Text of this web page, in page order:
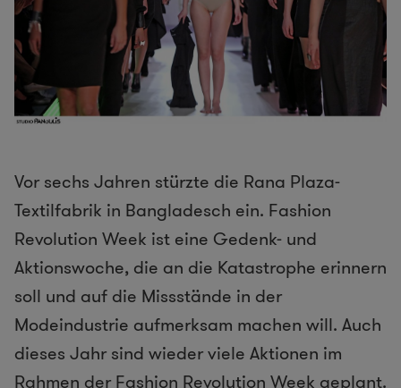
Vor sechs Jahren stürzte die Rana Plaza-
Textilfabrik in Bangladesch ein. Fashion
Revolution Week ist eine Gedenk- und
Aktionswoche, die an die Katastrophe erinnern
soll und auf die Missstände in der
Modeindustrie aufmerksam machen will. Auch
dieses Jahr sind wieder viele Aktionen im
Rahmen der Fashion Revolution Week geplant.